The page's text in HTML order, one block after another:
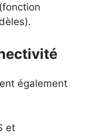
(fonction
également
et